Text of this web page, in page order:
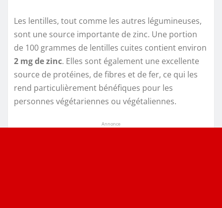
Les lentilles, tout comme les autres légumineuses,
sont une source importante de zinc. Une portion
de 100 grammes de lentilles cuites contient environ
2 mg de zinc. Elles sont également une excellente
source de protéines, de fibres et de fer, ce qui les
rend particulièrement bénéfiques pour les
personnes végétariennes ou végétaliennes.
Annonce